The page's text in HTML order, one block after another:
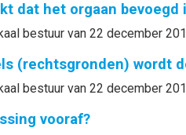
dat het orgaan bevoegd
bestuur van 22 december
(rechtsgronden) wordt
bestuur van 22 december
vooraf?